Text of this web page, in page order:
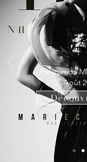
Par Itumba
05 Août